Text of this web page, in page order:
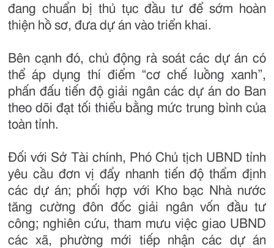
đang chuẩn bị thủ tục đầu tư để sớm hoàn
thiện hồ sơ, đưa dự án vào triển khai.
Bên cạnh đó, chủ động rà soát các dự án có
thể áp dụng thí điểm “cơ chế luồng xanh”,
phấn đấu tiến độ giải ngân các dự án do Ban
theo dõi đạt tối thiểu bằng mức trung bình của
toàn tỉnh.
Đối với Sở Tài chính, Phó Chủ tịch UBND tỉnh
yêu cầu đơn vị đẩy nhanh tiến độ thẩm định
các dự án; phối hợp với Kho bạc Nhà nước
tăng cường đôn đốc giải ngân vốn đầu tư
công; nghiên cứu, tham mưu việc giao UBND
các xã, phường mới tiếp nhận các dự án